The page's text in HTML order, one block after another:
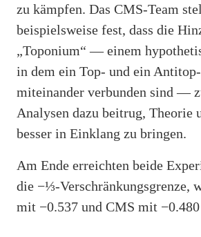
zu kämpfen. Das CMS-Team
beispielsweise fest, dass die
„Toponium“ — einem
in dem ein Top- und ein
miteinander verbunden sind —
Analysen dazu beitrug, Theorie
besser in Einklang zu bringen.
Am Ende erreichten beide
die −⅓-Verschränkungsgrenze,
mit −0.537 und CMS mit −0.480